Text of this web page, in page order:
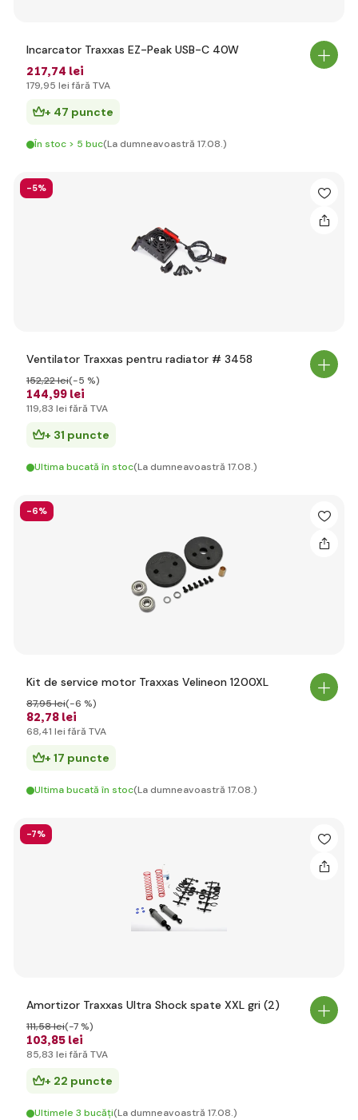
Incarcator Traxxas EZ-Peak USB-C 40W
217,74 lei
179,95 lei fără TVA
+ 47 puncte
În stoc > 5 buc(La dumneavoastră 17.08.)
-5%
Ventilator Traxxas pentru radiator # 3458
144,99 lei
152,22 lei(-5 %)
119,83 lei fără TVA
+ 31 puncte
Ultima bucată în stoc(La dumneavoastră 17.08.)
-6%
Kit de service motor Traxxas Velineon 1200XL
82,78 lei
87,95 lei(-6 %)
68,41 lei fără TVA
+ 17 puncte
Ultima bucată în stoc(La dumneavoastră 17.08.)
-7%
Amortizor Traxxas Ultra Shock spate XXL gri (2)
103,85 lei
111,58 lei(-7 %)
85,83 lei fără TVA
+ 22 puncte
Ultimele 3 bucăți(La dumneavoastră 17.08.)